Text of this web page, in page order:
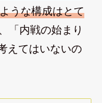
うな構成はとて
「内戦の始まり
えてはいないの